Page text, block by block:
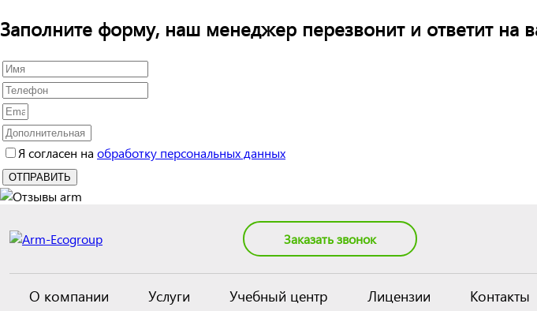
Заполните форму, наш менеджер перезвонит и ответит на
Я согласен на обработку персональных данных
Заказать звонок
О компании Услуги Учебный центр Лицензии Контакты